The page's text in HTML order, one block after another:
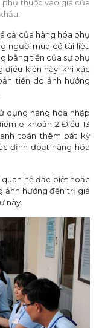
phụ thuộc vào giá của
cả của hàng hóa phụ
người mua có tài liệu
bằng tiền của sự phụ
kiện này; khi xác
tiền do ảnh hưởng
dụng hàng hóa nhập
e khoản 2 Điều 13
toán thêm bất kỳ
định đoạt hàng hóa
hệ đặc biệt hoặc
ảnh hưởng đến trị giá
này.